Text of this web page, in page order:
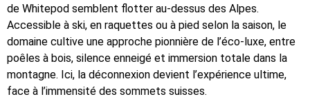
de Whitepod semblent flotter au-dessus des Alpes.
Accessible à ski, en raquettes ou à pied selon la saison, le
domaine cultive une approche pionnière de l’éco-luxe, entre
poêles à bois, silence enneigé et immersion totale dans la
montagne. Ici, la déconnexion devient l’expérience ultime,
face à l’immensité des sommets suisses.